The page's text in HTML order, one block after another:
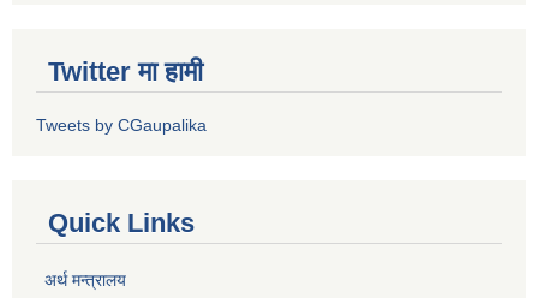
Twitter मा हामी
Tweets by CGaupalika
Quick Links
अर्थ मन्त्रालय